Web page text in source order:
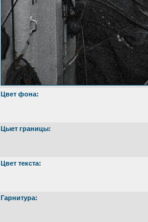
Цвет фона:
Цыет границы:
Цвет текста:
Гарнитура: